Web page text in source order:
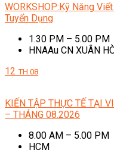
WORKSHOP:Kỹ Năng
Tuyển Dụng
1.30 PM – 5.00 PM
HNAAu CN XUÂN
12 TH.08
KIẾN TẬP THỰC TẾ TẠI
– THÁNG 08.2026
8.00 AM – 5.00 PM
HCM